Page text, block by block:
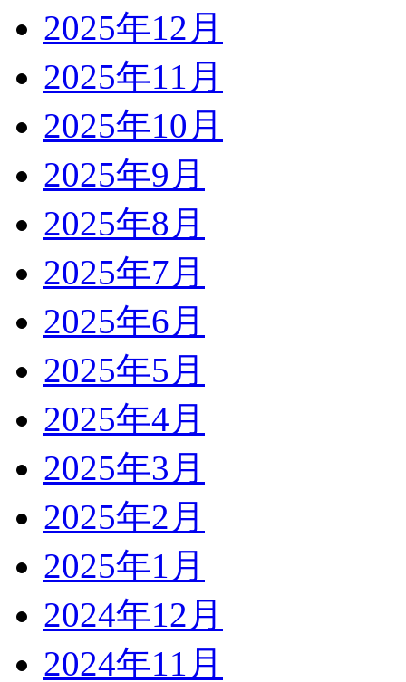
2025年12月
2025年11月
2025年10月
2025年9月
2025年8月
2025年7月
2025年6月
2025年5月
2025年4月
2025年3月
2025年2月
2025年1月
2024年12月
2024年11月